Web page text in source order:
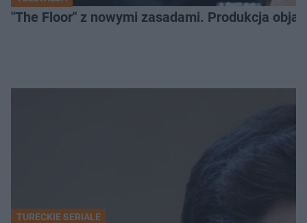
"The Floor" z nowymi zasadami. Produkcja
TURECKIE SERIALE